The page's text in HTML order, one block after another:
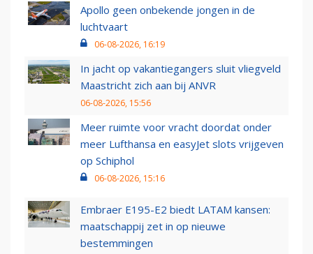
Apollo geen onbekende jongen in de
luchtvaart
06-08-2026, 16:19
In jacht op vakantiegangers sluit vliegveld
Maastricht zich aan bij ANVR
06-08-2026, 15:56
Meer ruimte voor vracht doordat onder
meer Lufthansa en easyJet slots vrijgeven
op Schiphol
06-08-2026, 15:16
Embraer E195-E2 biedt LATAM kansen:
maatschappij zet in op nieuwe
bestemmingen